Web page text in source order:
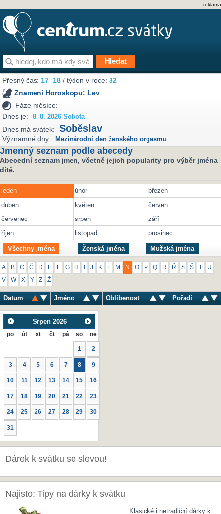
reklama
Přesný čas:17 18 / týden v roce:32
Znamení Horoskopu: Lev
Fáze měsíce:
Dnes je:
8. 8. 2026 Sobota
Dnes má svátek: Soběslav
Významné dny: Mezinárodní den ženského orgasmu
Jmenný seznam podle abecedy
Abecední seznam jmen, včetně jejich popularity pro výběr jména
dítě.
leden únor
březen
duben
květen
červen
červenec
srpen
září
říjen
listopad prosinec
Všechny jména Ženská jména Mužská jména
A B C Č D E F G H J K M N O P Q R Ř S Š U
V W X Y Z Ž
Datum Jméno Oblíbenost Pořadí
Srpen 2026
po út st čt pá so ne
1 2
3 4 5 6 7 8 9
10 11 12 13 14 15 16
17 18 19 20 21 22 23
24 25 26 27 28 29 30
31
Dárek k svátku se slevou!
Najisto: Tipy na dárky k svátku
Klasické i netradiční dárky k